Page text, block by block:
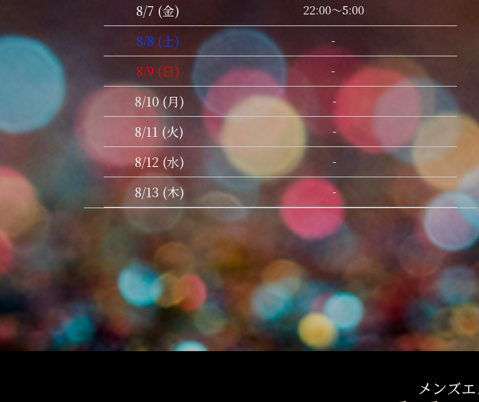
8/7 (金) 22:00～5:00
8/8 (土) -
8/9 (日) -
8/10 (月) -
8/11 (火) -
8/12 (水) -
8/13 (木) -